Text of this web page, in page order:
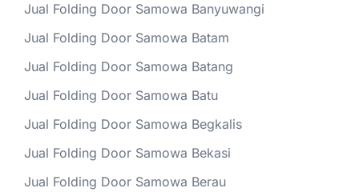
Jual Folding Door Samowa Banyuwangi
Jual Folding Door Samowa Batam
Jual Folding Door Samowa Batang
Jual Folding Door Samowa Batu
Jual Folding Door Samowa Begkalis
Jual Folding Door Samowa Bekasi
Jual Folding Door Samowa Berau